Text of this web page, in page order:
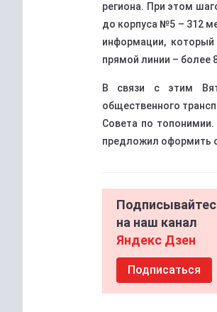
региона. При этом
до корпуса №5 – 312
информации,
прямой линии – более
В связи с этим
общественного
Совета по
предложил оформить
на наш канал
Яндекс Дзен
Подписаться